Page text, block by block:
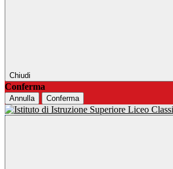
Chiudi
Conferma
Annulla Conferma